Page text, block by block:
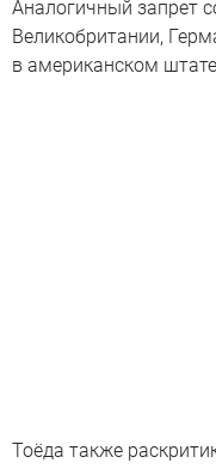
Аналогичный запрет
Великобритании,
в американском
Тоёда также